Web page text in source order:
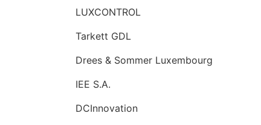
LUXCONTROL
Tarkett GDL
Drees & Sommer Luxembourg
IEE S.A.
DCInnovation